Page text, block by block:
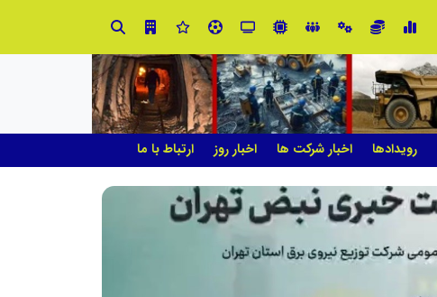
رویدادها اخبار شرکت ها اخبار روز ارتباط با ما